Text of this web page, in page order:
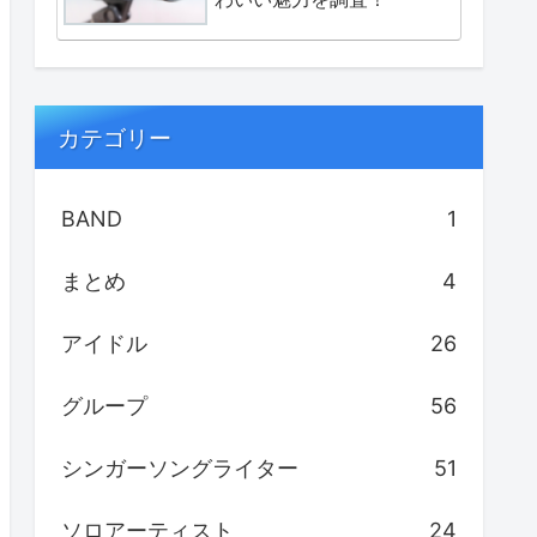
カテゴリー
BAND 1
まとめ 4
アイドル 26
グループ 56
シンガーソングライター 51
ソロアーティスト 24